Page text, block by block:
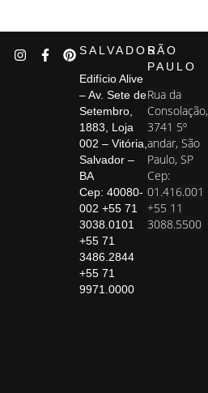
SALVADOR
Edifício Alive
– Av. Sete de
Setembro,
1883, Loja
002 – Vitória,
Salvador –
BA
Cep: 40080-
002 +55 71
3038.0101
+55 71
3486.2844
+55 71
9971.0000
SÃO
PAULO
Rua da
Consolação,
3741 5º
andar, São
Paulo, SP
Cep:
01.416.001
+55 11
3088.5500